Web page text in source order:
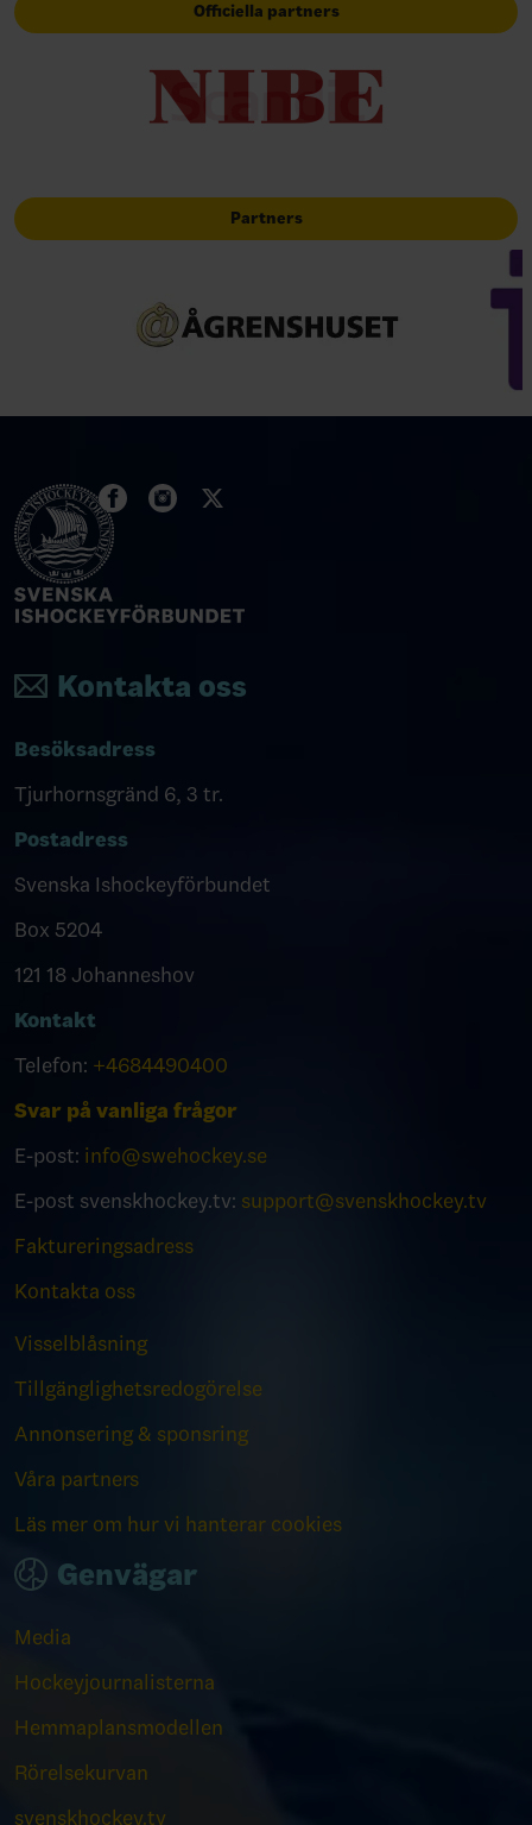
Officiella partners
Partners
Kontakta oss
Besöksadress
Tjurhornsgränd 6, 3 tr.
Postadress
Svenska Ishockeyförbundet
Box 5204
121 18 Johanneshov
Kontakt
Telefon: +4684490400
Svar på vanliga frågor
E-post: info@swehockey.se
E-post svenskhockey.tv: support@svenskhockey.tv
Faktureringsadress
Kontakta oss
Visselblåsning
Tillgänglighetsredogörelse
Annonsering & sponsring
Våra partners
Läs mer om hur vi hanterar cookies
Genvägar
Media
Hockeyjournalisterna
Hemmaplansmodellen
Rörelsekurvan
svenskhockey.tv